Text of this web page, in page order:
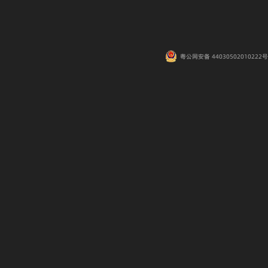
粤公网安备 44030502010222号